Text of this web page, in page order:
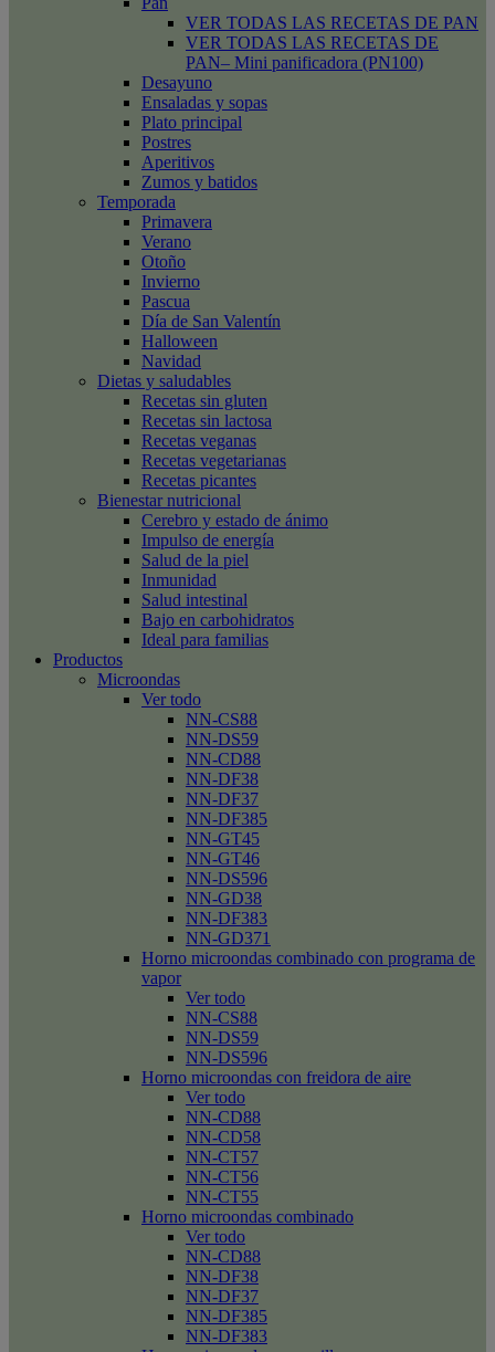
VER TODAS LAS RECETAS DE PAN
VER TODAS LAS RECETAS DE
PAN– Mini panificadora (PN100)
Desayuno
Ensaladas y sopas
Plato principal
Postres
Aperitivos
Zumos y batidos
Temporada
Primavera
Verano
Otoño
Invierno
Pascua
Día de San Valentín
Halloween
Navidad
Dietas y saludables
Recetas sin gluten
Recetas sin lactosa
Recetas veganas
Recetas vegetarianas
Recetas picantes
Bienestar nutricional
Cerebro y estado de ánimo
Impulso de energía
Salud de la piel
Inmunidad
Salud intestinal
Bajo en carbohidratos
Ideal para familias
Productos
Microondas
Ver todo
NN-CS88
NN-DS59
NN-CD88
NN-DF38
NN-DF37
NN-DF385
NN-GT45
NN-GT46
NN-DS596
NN-GD38
NN-DF383
NN-GD371
Horno microondas combinado con programa de
vapor
Ver todo
NN-CS88
NN-DS59
NN-DS596
Horno microondas con freidora de aire
Ver todo
NN-CD88
NN-CD58
NN-CT57
NN-CT56
NN-CT55
Horno microondas combinado
Ver todo
NN-CD88
NN-DF38
NN-DF37
NN-DF385
NN-DF383